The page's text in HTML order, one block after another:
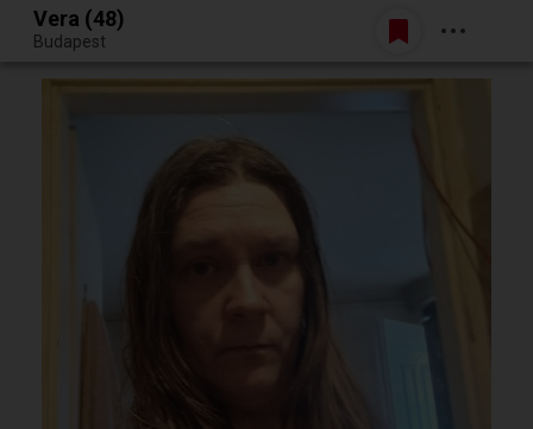
Egy jó randiból bármi lehet.
Belépés
Vera (48)
Budapest